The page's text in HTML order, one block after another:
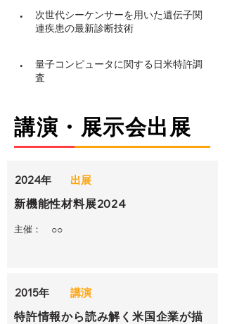
・
次世代シーケンサーを用いた遺伝子関
連疾患の最新診断技術
・
量子コンピュータに関する日米特許調
査
講演・展示会出展
2024年 出展
新機能性材料展2024
主催： ○○
2015年 講演
特許情報から読み解く米国企業が描